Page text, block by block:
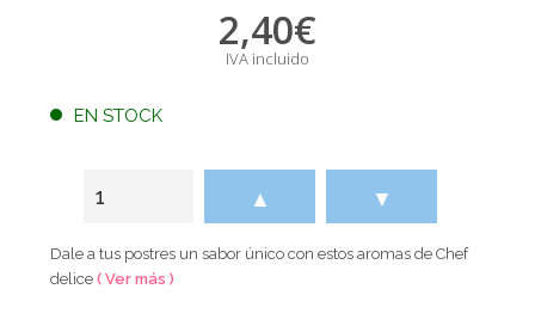
2,40€
IVA incluido
EN STOCK
▲ ▼
Dale a tus postres un sabor único con estos aromas de Chef
delice( Ver más )